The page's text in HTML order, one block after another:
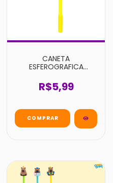
CANETA
ESFEROGRAFICA
R$5,99